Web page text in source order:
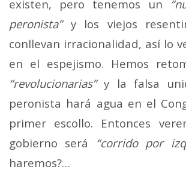
existen, pero tenemos un
peronista”y los viejos
conllevan irracionalidad, así lo
en el espejismo. Hemos
“revolucionarias”y la falsa
peronista hará agua en el
primer escollo. Entonces
gobierno será “corrido por
haremos?…